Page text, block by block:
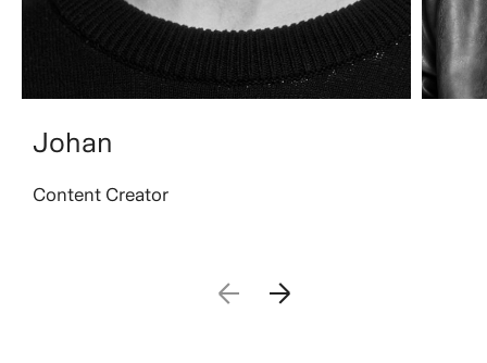
Johan
Content Creator